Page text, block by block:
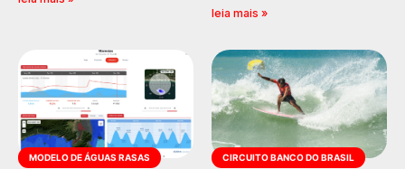
indica swell consistente.
Kelly Slater convidado.
leia mais »
MODELO DE ÁGUAS RASAS CIRCUITO BANCO DO BRASIL